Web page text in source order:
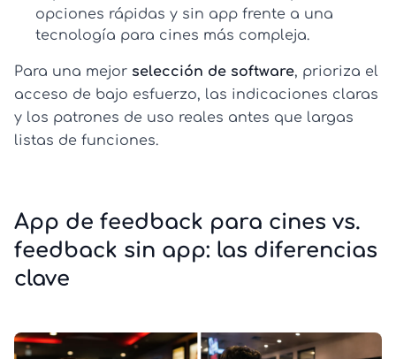
opciones rápidas y sin app frente a una
tecnología para cines más compleja.
Para una mejor selección de software, prioriza el
acceso de bajo esfuerzo, las indicaciones claras
y los patrones de uso reales antes que largas
listas de funciones.
App de feedback para cines vs.
feedback sin app: las diferencias
clave